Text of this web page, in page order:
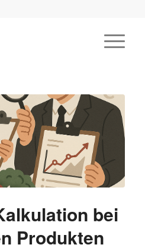
bei
Produkten